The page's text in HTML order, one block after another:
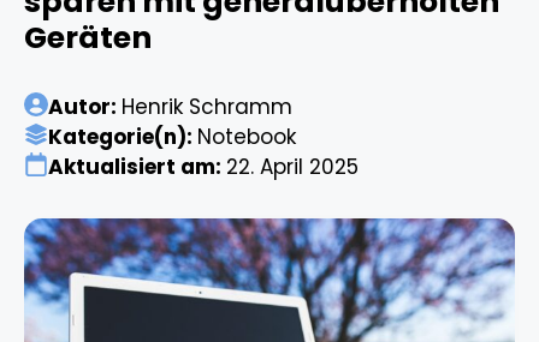
Geräten​
Autor: Henrik Schramm
Kategorie(n): Notebook
Aktualisiert am: 22. April 2025